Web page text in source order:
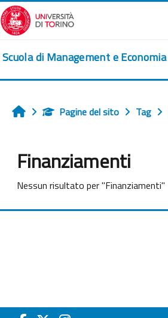
Vai al contenuto principale
Scuola di Management e Economia
HomePagine del sito Tag
Finanziamenti
Nessun risultato per "Finanziamenti"